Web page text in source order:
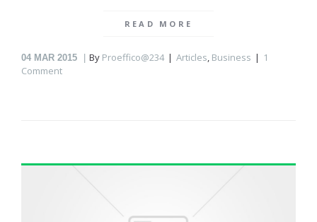
READ MORE
04 MAR 2015 By Proeffico@234 Articles, Business
1
Comment